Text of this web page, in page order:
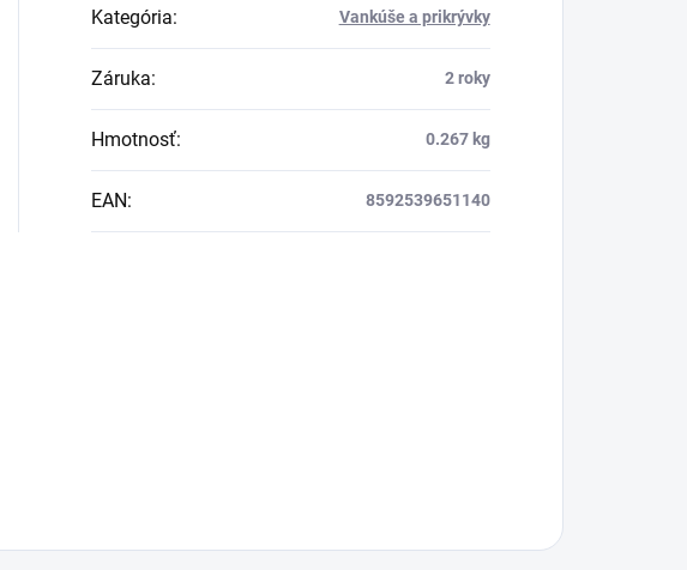
Kategória: Vankúše a prikrývky
Záruka: 2 roky
Hmotnosť: 0.267 kg
EAN: 8592539651140